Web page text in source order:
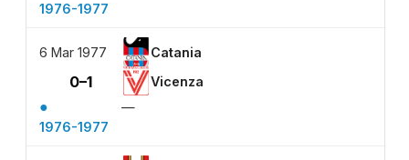
1976-1977
6 Mar 1977 Catania
0–1 Vicenza
●
—
1976-1977